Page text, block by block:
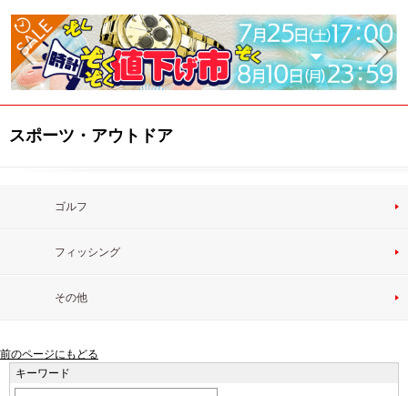
スポーツ・アウトドア
ゴルフ
フィッシング
その他
前のページにもどる
キーワード